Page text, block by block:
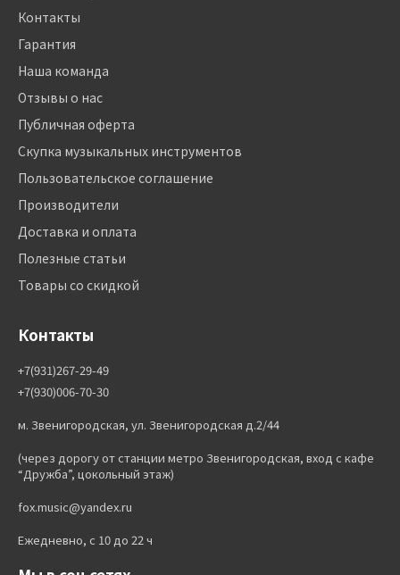
Контакты
Гарантия
Наша команда
Отзывы о нас
Публичная оферта
Скупка музыкальных инструментов
Пользовательское соглашение
Производители
Доставка и оплата
Полезные статьи
Товары со скидкой
Контакты
+7(931)267-29-49
+7(930)006-70-30
м. Звенигородская, ул. Звенигородская д.2/44
(через дорогу от станции метро Звенигородская, вход с кафе
“Дружба”, цокольный этаж)
fox.music@yandex.ru
Ежедневно, с 10 до 22 ч